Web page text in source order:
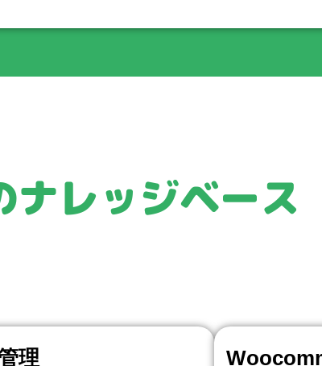
ナレッジベース
理